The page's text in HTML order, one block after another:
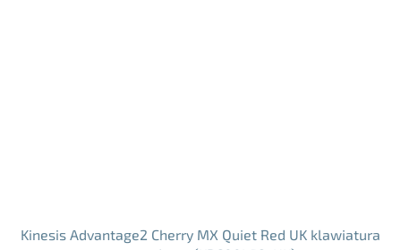
Kinesis Advantage2 Cherry MX Quiet Red UK klawiatura